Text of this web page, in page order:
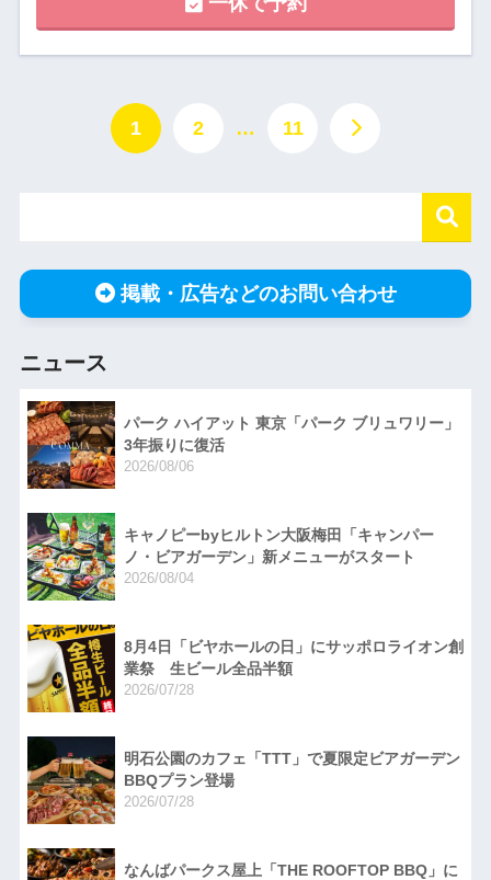
1 2 … 11
掲載・広告などのお問い合わせ
ニュース
パーク ハイアット 東京「パーク ブリュワリー」
3年振りに復活
2026/08/06
キャノピーbyヒルトン大阪梅田「キャンパー
ノ・ビアガーデン」新メニューがスタート
2026/08/04
8月4日「ビヤホールの日」にサッポロライオン創
業祭 生ビール全品半額
2026/07/28
明石公園のカフェ「TTT」で夏限定ビアガーデン
BBQプラン登場
2026/07/28
なんばパークス屋上「THE ROOFTOP BBQ」に